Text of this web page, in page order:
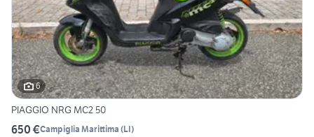
6
PIAGGIO NRG MC2 50
650 €Campiglia Marittima (LI)